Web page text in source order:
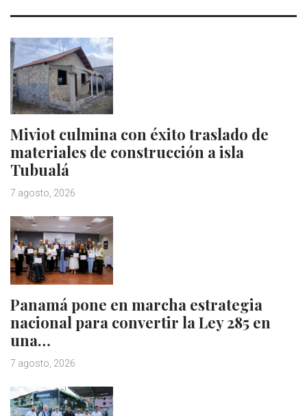
Miviot culmina con éxito traslado de
materiales de construcción a isla
Tubualá
7 agosto, 2026
Panamá pone en marcha estrategia
nacional para convertir la Ley 285 en
una…
7 agosto, 2026